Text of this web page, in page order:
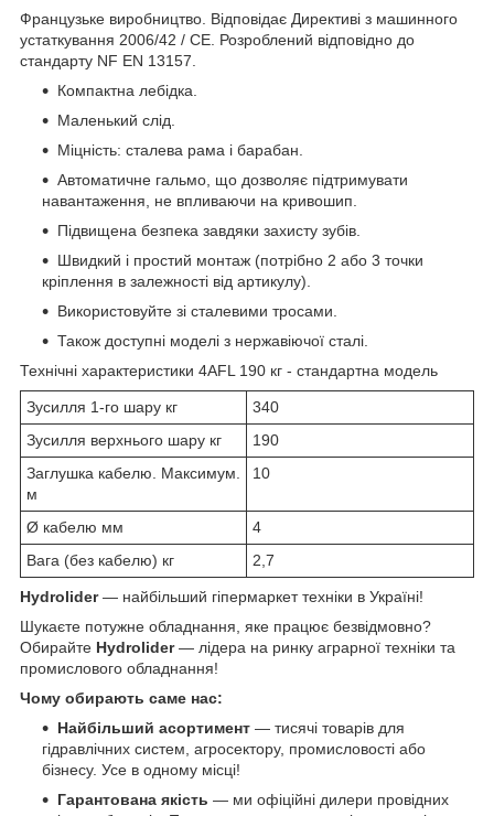
Французьке виробництво. Відповідає Директиві з машинного
устаткування 2006/42 / CE. Розроблений відповідно до
стандарту NF EN 13157.
Компактна лебідка.
Маленький слід.
Міцність: сталева рама і барабан.
Автоматичне гальмо, що дозволяє підтримувати
навантаження, не впливаючи на кривошип.
Підвищена безпека завдяки захисту зубів.
Швидкий і простий монтаж (потрібно 2 або 3 точки
кріплення в залежності від артикулу).
Використовуйте зі сталевими тросами.
Також доступні моделі з нержавіючої сталі.
Технічні характеристики 4AFL 190 кг - стандартна модель
Зусилля 1-го шару кг
340
Зусилля верхнього шару кг
190
Заглушка кабелю. Максимум.
м
10
Ø кабелю мм
4
Вага (без кабелю) кг
2,7
Hydrolider— найбільший гіпермаркет техніки в Україні!
Шукаєте потужне обладнання, яке працює безвідмовно?
Обирайте Hydrolider— лідера на ринку аграрної техніки та
промислового обладнання!
Чому обирають саме нас:
Найбільший асортимент — тисячі товарів для
гідравлічних систем, агросектору, промисловості або
бізнесу. Усе в одному місці!
Гарантована якість — ми офіційні дилери провідних